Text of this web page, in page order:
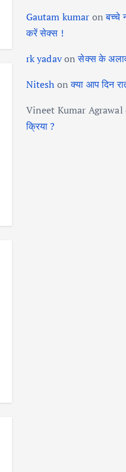
Gautam kumar onबच्चे
करें सेक्स !
rk yadavonसेक्स के
Nitesh onक्या आप दिन
Vineet Kumar Agrawal
क्रिया ?